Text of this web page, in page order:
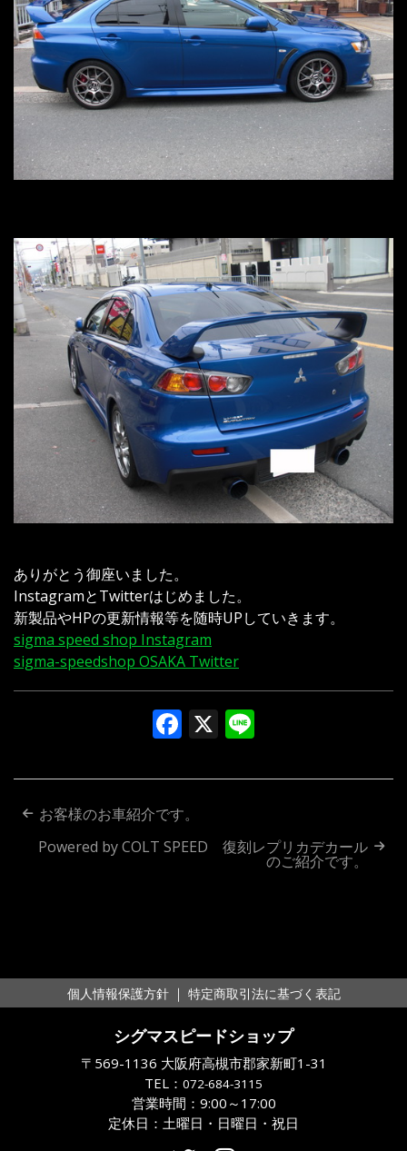
ありがとう御座いました。
InstagramとTwitterはじめました。
新製品やHPの更新情報等を随時UPしていきます。
sigma speed shop Instagram
sigma-speedshop OSAKA Twitter
Facebook
X
投
ー
シ
お客様のお車紹介です。
Powered by COLT SPEED 復刻レプリカデカール
のご紹介です。
個人情報保護方針 ｜ 特定商取引法に基づく表記
シグマスピードショップ
〒569-1136 大阪府高槻市郡家新町1-31
TEL： 072-684-3115
営業時間：9:00～17:00
定休日：土曜日・日曜日・祝日